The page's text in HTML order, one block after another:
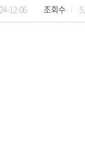
12-06 조회수